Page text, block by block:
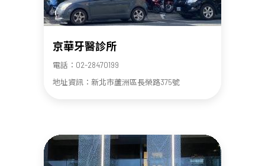
京華牙醫診所
電話：02-28470199
地址資訊：新北市蘆洲區長榮路375號